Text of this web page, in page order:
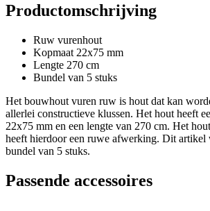
Productomschrijving
Ruw vurenhout
Kopmaat 22x75 mm
Lengte 270 cm
Bundel van 5 stuks
Het bouwhout vuren ruw is hout dat kan
allerlei constructieve klussen. Het hout heeft
22x75 mm en een lengte van 270 cm. Het
heeft hierdoor een ruwe afwerking. Dit artikel
bundel van 5 stuks.
Passende accessoires